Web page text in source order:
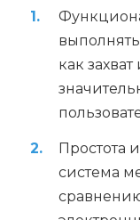
как
Простота
система